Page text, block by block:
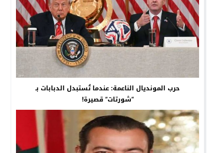
حرب المونديال الناعمة: عندما تُستبدل الدبابات بـ
“شورتات” قصيرة!